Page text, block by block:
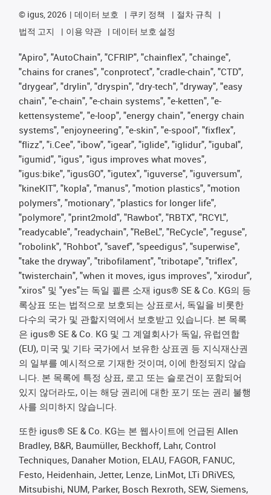
© igus, 2026 데이터 보호 쿠키 정책
절차 규칙
법적 고지
이용 약관 데이터 보호 설정
"Apiro", "AutoChain", "CFRIP", "chainflex", "chainge",
"chains for cranes", "conprotect", "cradle-chain", "CTD",
"drygear", "drylin", "dryspin", "dry-tech", "dryway", "easy
chain", "e-chain", "e-chain systems", "e-ketten", "e-
kettensysteme", "e-loop", "energy chain", "energy chain
systems", "enjoyneering", "e-skin", "e-spool", "fixflex",
"flizz", "i.Cee", "ibow", "igear", "iglide", "iglidur", "igubal",
"igumid", "igus", "igus improves what moves",
"igus:bike", "igusGO", "igutex", "iguverse", "iguversum",
"kineKIT", "kopla", "manus", "motion plastics", "motion
polymers", "motionary", "plastics for longer life",
"polymore", "print2mold", "Rawbot", "RBTX", "RCYL",
"readycable", "readychain", "ReBeL", "ReCycle", "reguse",
"robolink", "Rohbot", "savef", "speedigus", "superwise",
"take the dryway", "tribofilament", "tribotape", "triflex",
"twisterchain", "when it moves, igus improves", "xirodur",
"xiros" 및 "yes"는 독일 쾰른 소재 igus® SE & Co. KG의 등
록상표 또는 법적으로 보호되는 상표로서, 독일을 비롯한
다수의 국가 및 관할지역에서 보호받고 있습니다. 본 목록
은 igus® SE & Co. KG 및 그 계열회사가 독일, 유럽연합
(EU), 미국 및 기타 국가에서 보유한 상표권 등 지식재산권
의 일부를 예시적으로 기재한 것이며, 이에 한정되지 않습
니다. 본 목록에 특정 상표, 로고 또는 슬로건이 포함되어
있지 않더라도, 이는 해당 권리에 대한 포기 또는 권리 불행
사를 의미하지 않습니다.
또한 igus® SE & Co. KG는 본 웹사이트에 언급된 Allen
Bradley, B&R, Baumüller, Beckhoff, Lahr, Control
Techniques, Danaher Motion, ELAU, FAGOR, FANUC,
Festo, Heidenhain, Jetter, Lenze, LinMot, LTi DRiVES,
Mitsubishi, NUM, Parker, Bosch Rexroth, SEW, Siemens,